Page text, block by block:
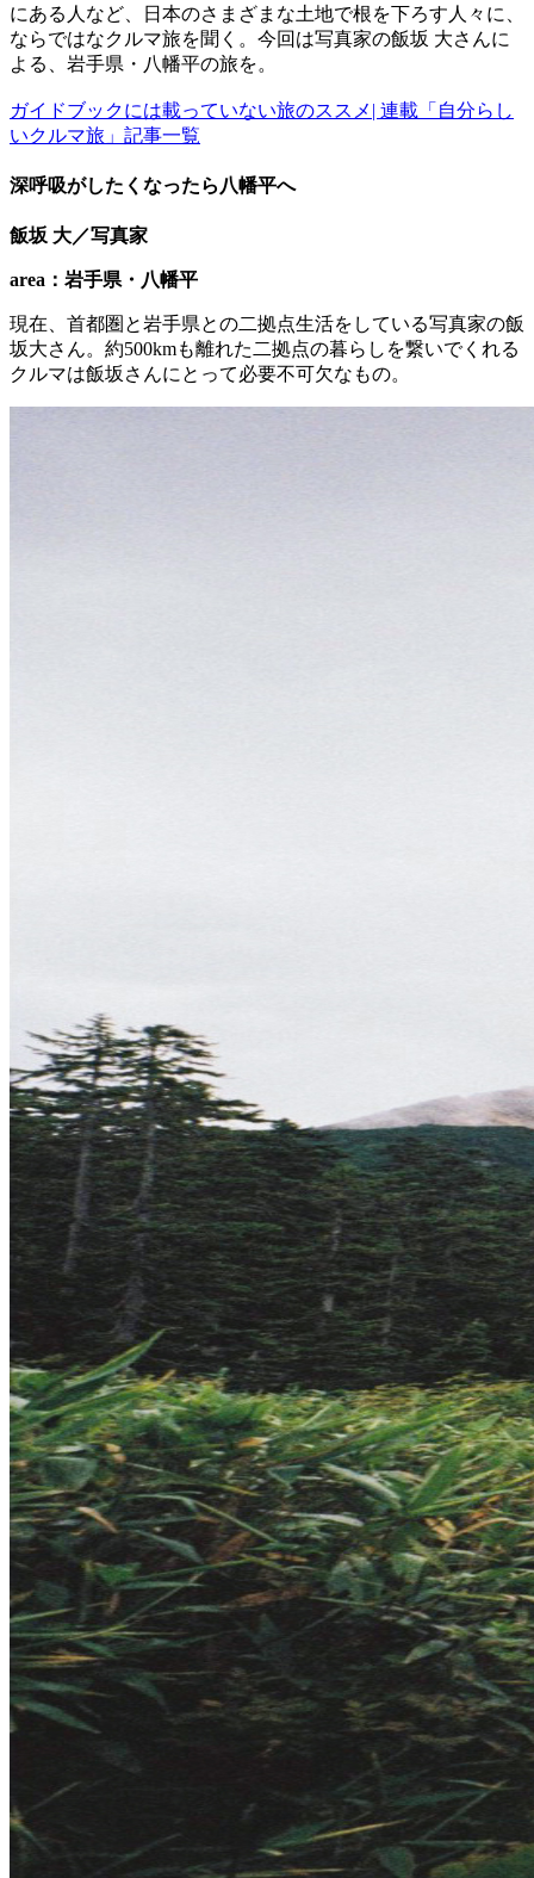
にある人など、日本のさまざまな土地で根を下ろす人々に、
ならではなクルマ旅を聞く。今回は写真家の飯坂 大さんに
よる、岩手県・八幡平の旅を。
ガイドブックには載っていない旅のススメ| 連載「自分らし
いクルマ旅」記事一覧
深呼吸がしたくなったら八幡平へ
飯坂 大／写真家
area：岩手県・八幡平
現在、首都圏と岩手県との二拠点生活をしている写真家の飯
坂大さん。約500kmも離れた二拠点の暮らしを繋いでくれる
クルマは飯坂さんにとって必要不可欠なもの。